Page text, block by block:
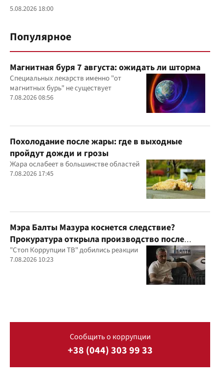
5.08.2026 18:00
Популярное
Магнитная буря 7 августа: ожидать ли шторма
Специальных лекарств именно "от
магнитных бурь" не существует
7.08.2026 08:56
Похолодание после жары: где в выходные
пройдут дожди и грозы
Жара ослабеет в большинстве областей
7.08.2026 17:45
Мэра Балты Мазура коснется следствие?
Прокуратура открыла производство после
расследования "Стоп Коррупции ТВ"
"Стоп Коррупции ТВ" добились реакции
7.08.2026 10:23
Сообщить о коррупции
+38 (044) 303 99 33